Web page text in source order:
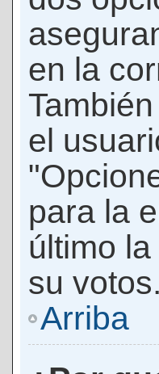
en la
el
para la
último
su votos.
Arriba